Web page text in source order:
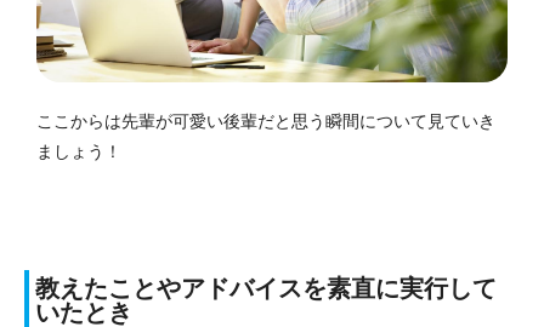
ここからは先輩が可愛い後輩だと思う瞬間について見ていき
ましょう！
教えたことやアドバイスを素直に実行して
いたとき